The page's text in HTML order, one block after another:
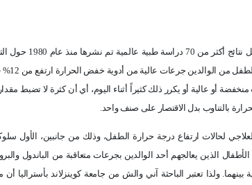
فريق البحث
بالتناوب بدل الاقتصار على صنف واحد.
لحالات ارتفاع درجة حرارة الطفل، وذلك من جانبين، الأول
الأطفال الذين يعالجهم أحد الوالدين بجرعات متعاقبة من الباندول
ولذا تعتبر الباحثة آني والش من جامعة كوينزلاند بأستراليا